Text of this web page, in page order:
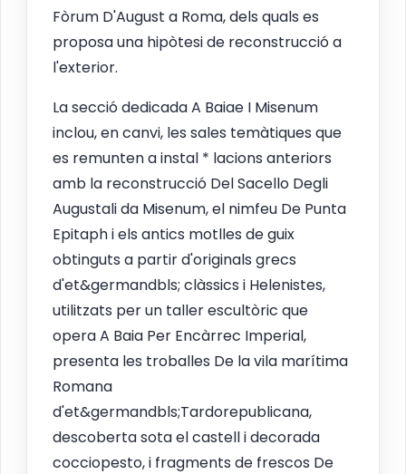
Fòrum D'August a Roma, dels quals es
proposa una hipòtesi de reconstrucció a
l'exterior.
La secció dedicada A Baiae I Misenum
inclou, en canvi, les sales temàtiques que
es remunten a instal * lacions anteriors
amb la reconstrucció Del Sacello Degli
Augustali da Misenum, el nimfeu De Punta
Epitaph i els antics motlles de guix
obtinguts a partir d'originals grecs
d'et&germandbls; clàssics i Helenistes,
utilitzats per un taller escultòric que
opera A Baia Per Encàrrec Imperial,
presenta les troballes De la vila marítima
Romana
d'et&germandbls;Tardorepublicana,
descoberta sota el castell i decorada
cocciopesto, i fragments de frescos De